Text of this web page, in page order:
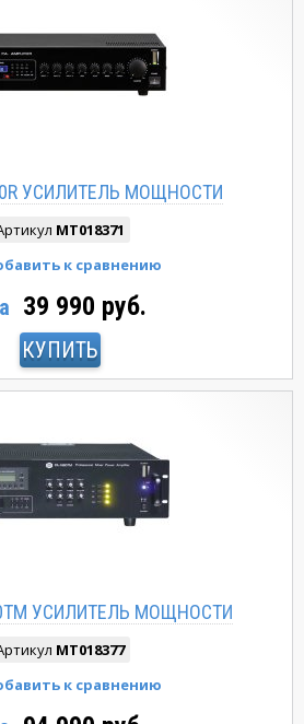
УСИЛИТЕЛЬ МОЩНОСТИ
MT018371
39 990 руб.
КУПИТЬ
УСИЛИТЕЛЬ МОЩНОСТИ
MT018377